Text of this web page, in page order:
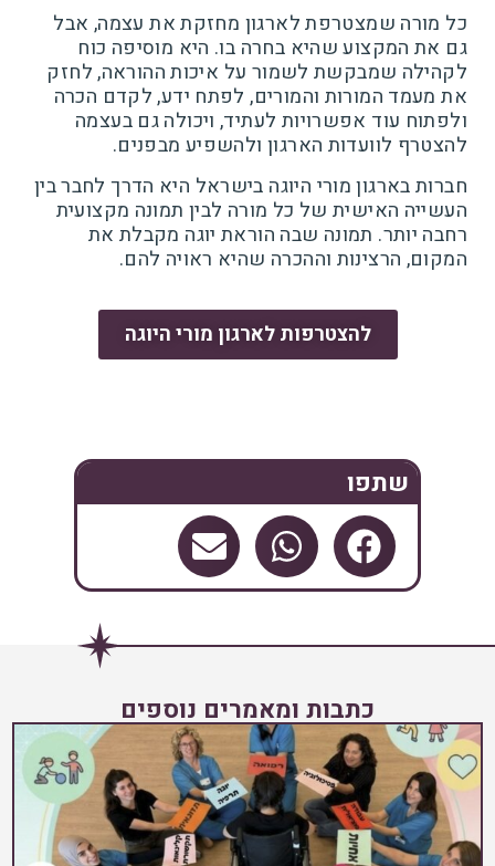
כל מורה שמצטרפת לארגון מחזקת את עצמה, אבל
גם את המקצוע שהיא בחרה בו. היא מוסיפה כוח
לקהילה שמבקשת לשמור על איכות ההוראה, לחזק
את מעמד המורות והמורים, לפתח ידע, לקדם הכרה
ולפתוח עוד אפשרויות לעתיד, ויכולה גם בעצמה
להצטרף לוועדות הארגון ולהשפיע מבפנים.
חברות בארגון מורי היוגה בישראל היא הדרך לחבר בין
העשייה האישית של כל מורה לבין תמונה מקצועית
רחבה יותר. תמונה שבה הוראת יוגה מקבלת את
המקום, הרצינות וההכרה שהיא ראויה להם.
להצטרפות לארגון מורי היוגה
שתפו
כתבות ומאמרים נוספים